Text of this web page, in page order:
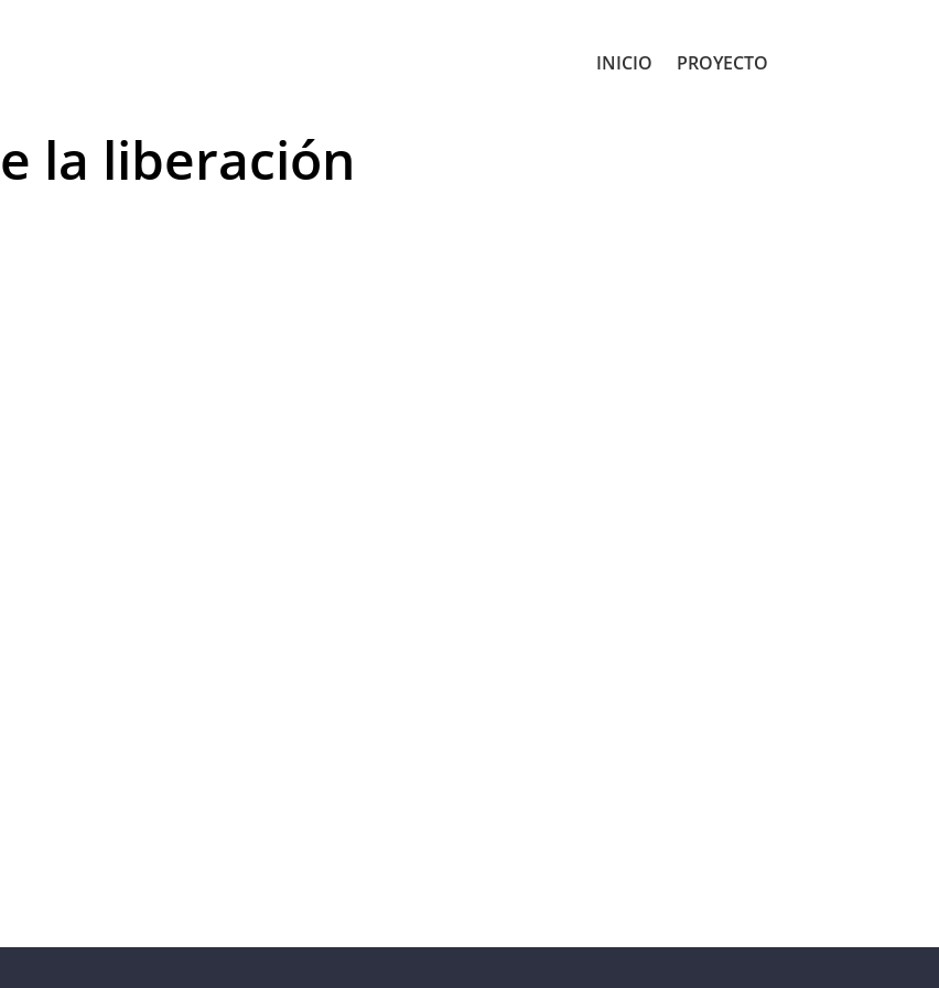
INICIO PROYECTO
la liberación